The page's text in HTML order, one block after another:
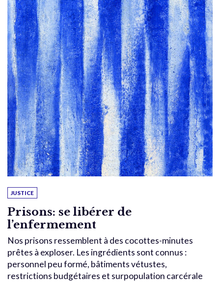
JUSTICE
Prisons: se libérer de
l’enfermement
Nos prisons ressemblent à des cocottes-minutes
prêtes à exploser. Les ingrédients sont connus :
personnel peu formé, bâtiments vétustes,
restrictions budgétaires et surpopulation carcérale